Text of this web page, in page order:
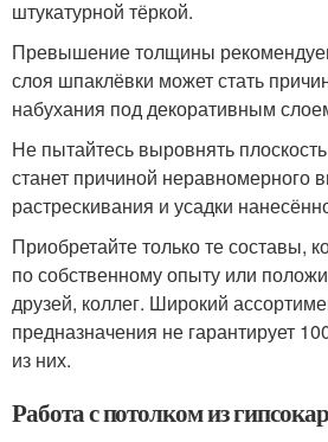
штукатурной тёркой.
Превышение толщины
слоя шпаклёвки может стать
набухания под декоративным
Не пытайтесь выровнять
станет причиной неравномерного
растрескивания и усадки
Приобретайте только те составы,
по собственному опыту или
друзей, коллег. Широкий
предназначения не гарантирует
из них.
Работа с потолком из